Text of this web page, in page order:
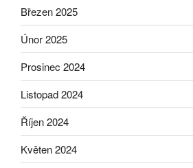
Březen 2025
Únor 2025
Prosinec 2024
Listopad 2024
Říjen 2024
Květen 2024